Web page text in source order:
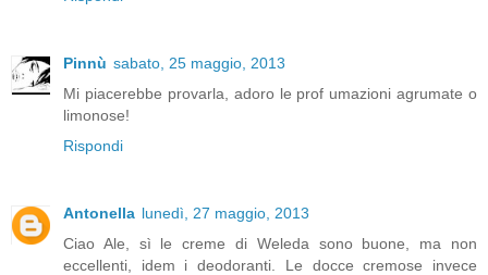
Pinnù sabato, 25 maggio, 2013
Mi piacerebbe provarla, adoro le prof umazioni agrumate o
limonose!
Rispondi
Antonella lunedì, 27 maggio, 2013
Ciao Ale, sì le creme di Weleda sono buone, ma non
eccellenti, idem i deodoranti. Le docce cremose invece